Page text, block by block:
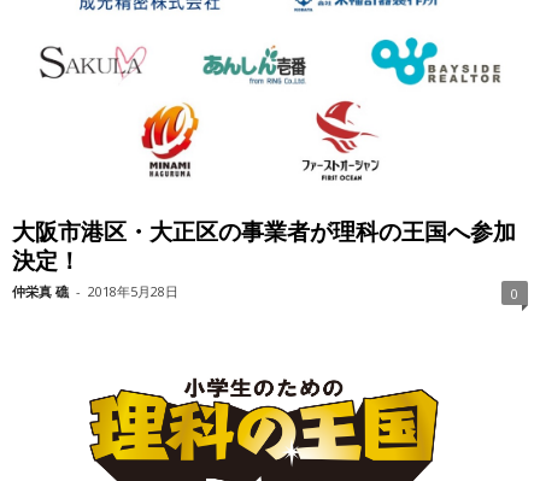
大阪市港区・大正区の事業者が理科の王国へ参加
決定！
仲栄真 礁 - 2018年5月28日 0